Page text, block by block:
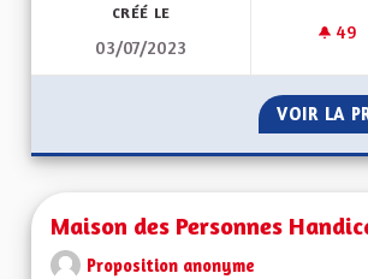
CRÉÉ LE
03/07/2023
49
VOIR LA
Maison des Personnes
Proposition anonyme